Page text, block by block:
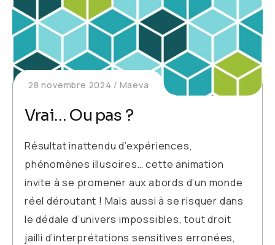
28 novembre 2024 Maeva
Vrai… Ou pas ?
Résultat inattendu d’expériences,
phénomènes illusoires… cette animation
invite à se promener aux abords d’un monde
réel déroutant ! Mais aussi à se risquer dans
le dédale d’univers impossibles, tout droit
jailli d’interprétations sensitives erronées,